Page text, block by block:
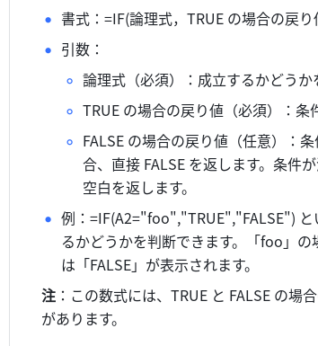
書式：=IF(論理式，TRUE の場合の戻
引数：
論理式（必須）：成立するかどうか
TRUE の場合の戻り値（必須）：
FALSE の場合の戻り値（任意）：
合、直接 FALSE を返します。条件
空白を返します。
例：=IF(A2="foo","TRUE","FALSE")
るかどうかを判断できます。「foo」
は「FALSE」が表示されます。
注 ：この数式には、TRUE と FALSE の
があります。